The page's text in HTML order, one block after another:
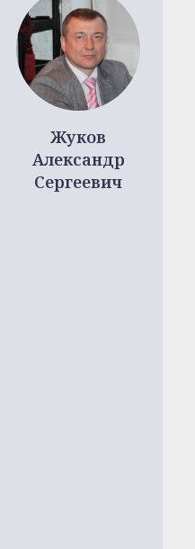
Жуков
Александр
Сергеевич